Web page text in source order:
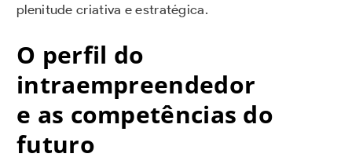
plenitude criativa e estratégica.
O perfil do
intraempreendedor
e as competências do
futuro